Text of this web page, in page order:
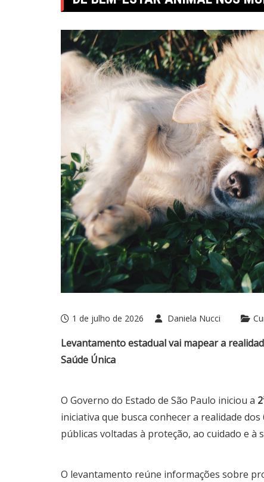
1 de julho de 2026 Daniela Nucci
Levantamento estadual vai mapear a
Saúde Única
O Governo do Estado de São Paulo iniciou a
iniciativa que busca conhecer a realidade
públicas voltadas à proteção, ao cuidado e à
O levantamento reúne informações sobre